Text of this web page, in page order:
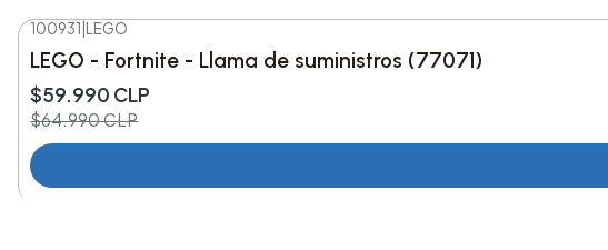
-8%DESC.
100931 LEGO
LEGO - Fortnite - Llama de suministros (77071)
$59.990 CLP
$64.990 CLP